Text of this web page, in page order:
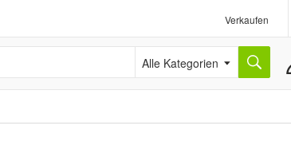
Verkaufen
Alle Kategorien